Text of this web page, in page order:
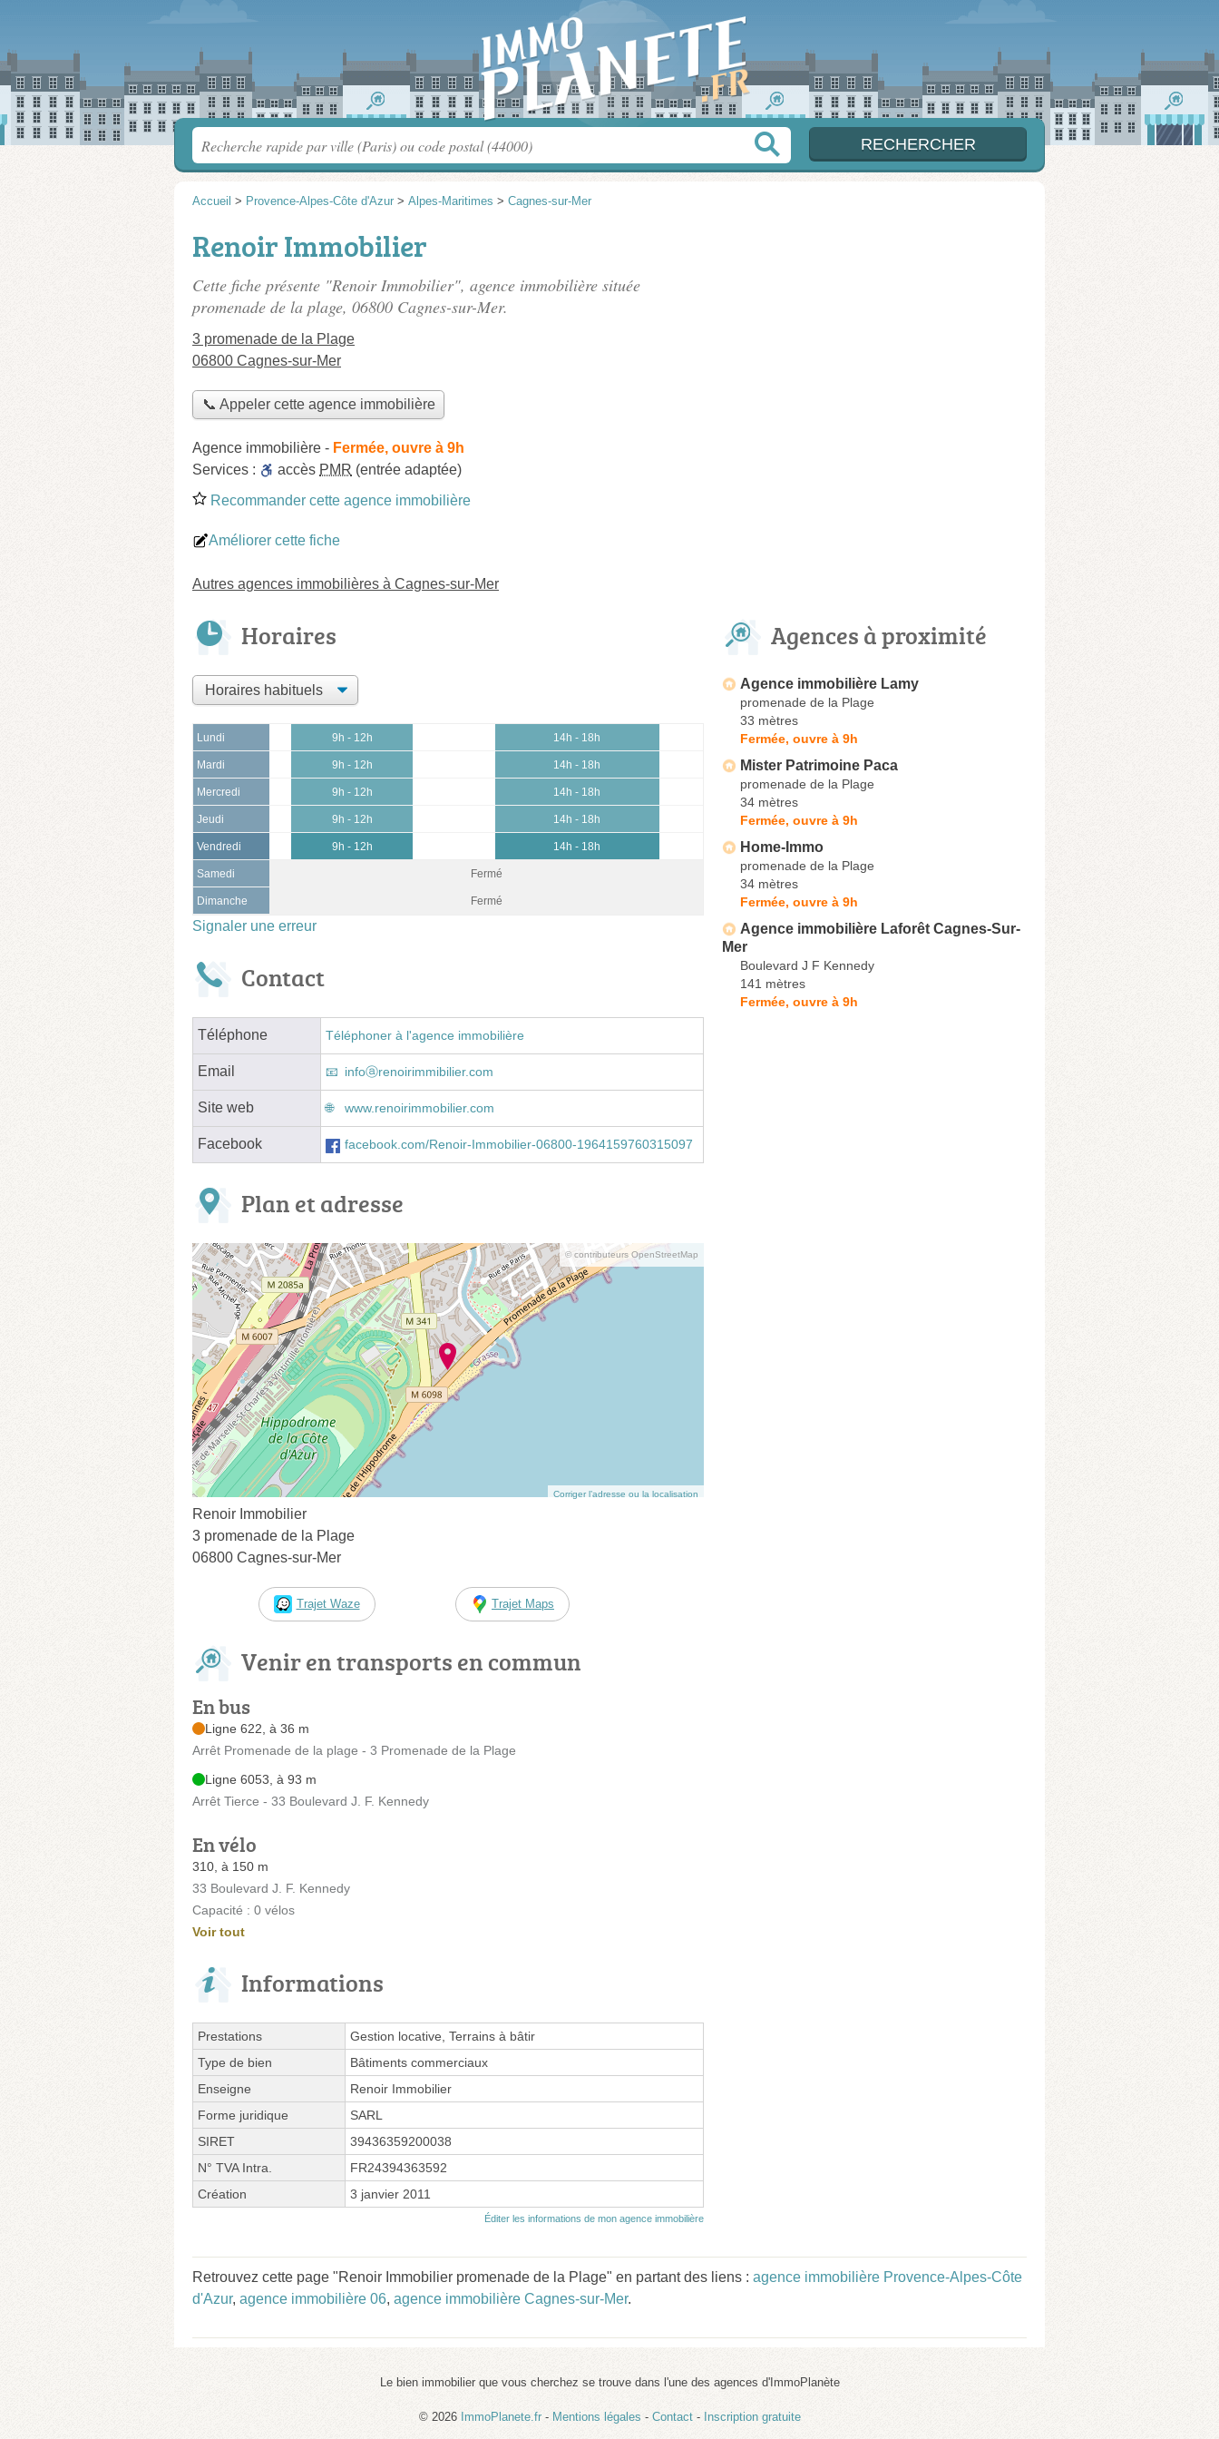
Accueil > Provence-Alpes-Côte d'Azur > Alpes-Maritimes > Cagnes-sur-Mer
Renoir Immobilier
Cette fiche présente "Renoir Immobilier", agence immobilière située
promenade de la plage, 06800 Cagnes-sur-Mer.
3 promenade de la Plage
06800 Cagnes-sur-Mer
📞 Appeler cette agence immobilière
Agence immobilière - Fermée, ouvre à 9h
Services :
accès PMR (entrée adaptée)
Recommander cette agence immobilière
Améliorer cette fiche
Autres agences immobilières à Cagnes-sur-Mer
Horaires
Lundi 9h - 12h 14h - 18h
Mardi 9h - 12h 14h - 18h
Mercredi 9h - 12h 14h - 18h
Jeudi 9h - 12h 14h - 18h
Vendredi 9h - 12h 14h - 18h
Samedi Fermé
Dimanche Fermé
Signaler une erreur
Contact
Téléphone Téléphoner à l'agence immobilière
Email infoⓐrenoirimmibilier.com
Site web www.renoirimmobilier.com
Facebook facebook.com/Renoir-Immobilier-06800-1964159760315097
Plan et adresse
© contributeurs OpenStreetMap
Corriger l’adresse ou la localisation
Renoir Immobilier
3 promenade de la Plage
06800 Cagnes-sur-Mer
Trajet Waze Trajet Maps
Venir en transports en commun
En bus
Ligne 622, à 36 m
Arrêt Promenade de la plage - 3 Promenade de la Plage
Ligne 6053, à 93 m
Arrêt Tierce - 33 Boulevard J. F. Kennedy
En vélo
310, à 150 m
33 Boulevard J. F. Kennedy
Capacité : 0 vélos
Voir tout
Informations
Prestations
Gestion locative, Terrains à bâtir
Type de bien
Bâtiments commerciaux
Enseigne
Renoir Immobilier
Forme juridique
SARL
SIRET
39436359200038
N° TVA Intra.
FR24394363592
Création
3 janvier 2011
Éditer les informations de mon agence immobilière
Agences à proximité
Agence immobilière Lamy
promenade de la Plage
33 mètres
Fermée, ouvre à 9h
Mister Patrimoine Paca
promenade de la Plage
34 mètres
Fermée, ouvre à 9h
Home-Immo
promenade de la Plage
34 mètres
Fermée, ouvre à 9h
Agence immobilière Laforêt Cagnes-Sur-
Mer
Boulevard J F Kennedy
141 mètres
Fermée, ouvre à 9h
Retrouvez cette page "Renoir Immobilier promenade de la Plage" en partant des liens : agence immobilière Provence-Alpes-Côte
d'Azur, agence immobilière 06, agence immobilière Cagnes-sur-Mer.
Le bien immobilier que vous cherchez se trouve dans l'une des agences d'ImmoPlanète
© 2026 ImmoPlanete.fr - Mentions légales - Contact- Inscription gratuite